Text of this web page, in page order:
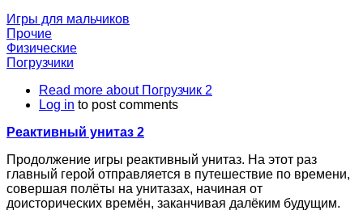
Игры для мальчиков
Прочие
Физические
Погрузчики
Read more about Погрузчик 2
Log in to post comments
Реактивный унитаз 2
Продолжение игры реактивный унитаз. На этот раз
главный герой отправляется в путешествие по времени,
совершая полёты на унитазах, начиная от
доисторических времён, заканчивая далёким будущим.